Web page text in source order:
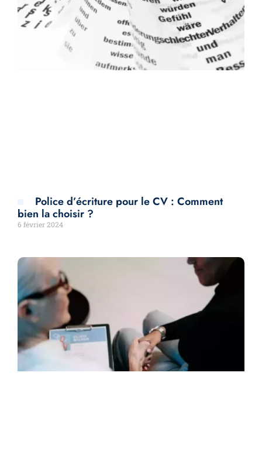
Police d’écriture pour le CV : Comment
bien la choisir ?
6 février 2024